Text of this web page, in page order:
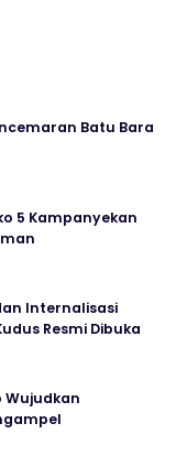
Batu Bara
5 Kampanyekan
Internalisasi
Resmi Dibuka
Wujudkan